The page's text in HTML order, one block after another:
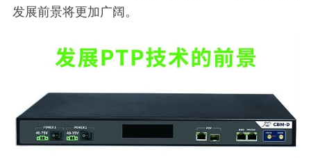
发展前景将更加广阔。